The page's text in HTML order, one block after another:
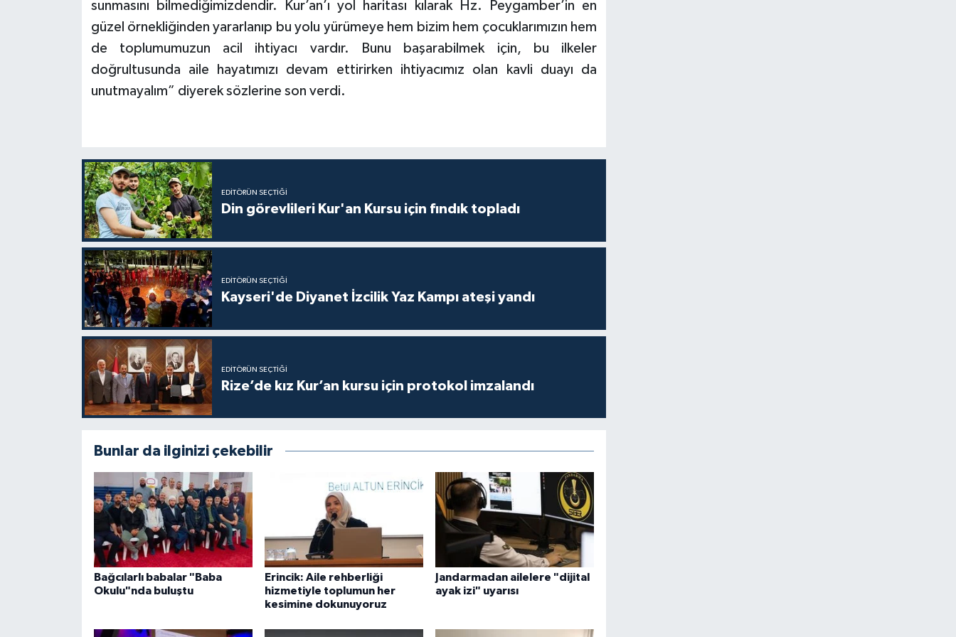
sunmasını bilmediğimizdendir. Kur’an’ı yol haritası kılarak Hz. Peygamber’in en
güzel örnekliğinden yararlanıp bu yolu yürümeye hem bizim hem çocuklarımızın hem
de toplumumuzun acil ihtiyacı vardır. Bunu başarabilmek için, bu ilkeler
doğrultusunda aile hayatımızı devam ettirirken ihtiyacımız olan kavli duayı da
unutmayalım” diyerek sözlerine son verdi.
EDITÖRÜN SEÇTIĞI
Din görevlileri Kur'an Kursu için fındık topladı
EDITÖRÜN SEÇTIĞI
Kayseri'de Diyanet İzcilik Yaz Kampı ateşi yandı
EDITÖRÜN SEÇTIĞI
Rize’de kız Kur’an kursu için protokol imzalandı
Bunlar da ilginizi çekebilir
Bağcılarlı babalar "Baba
Okulu"nda buluştu
Erincik: Aile rehberliği
hizmetiyle toplumun her
kesimine dokunuyoruz
Jandarmadan ailelere "dijital
ayak izi" uyarısı
Konya Müftülüğü
Kütahya Müftülüğü
Malatya Müftülüğü
Mardin Müftülüğü
Mersin Müftülüğü
Muğla Müftülüğü
Muş Müftülüğü
Nevşehir Müftülüğü
Niğde Müftülüğü
Ordu Müftülüğü
Sakarya Müftülüğü
Samsun Müftülüğü
Siirt Müftülüğü